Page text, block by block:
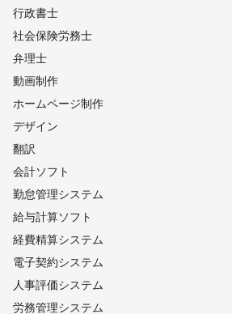
行政書士
社会保険労務士
弁理士
動画制作
ホームページ制作
デザイン
翻訳
会計ソフト
勤怠管理システム
給与計算ソフト
経費精算システム
電子契約システム
人事評価システム
労務管理システム